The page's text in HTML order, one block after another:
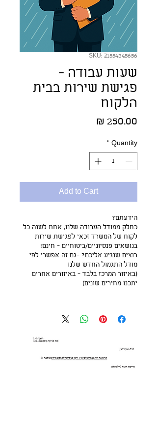
SKU: 21554345656
שעות עבודה -
פגישת שירות בבית
הלקוח
250.00 ₪
Quantity
*
Add to Cart
הידעתם?
כחלק ממודל העבודה שלנו, אחת לשנה כל
לקוח של המשרד זכאי לפגישת שירות
בנושאים פנסיוניים/ביטוחיים - חינם!
רוצים שנגיע אליכם? -גם זה אפשרי לפי
מודל התגמול החדש שלנו
(באיזור המרכז בלבד - באיזורים אחרים
יתכנו מחירים שונים)